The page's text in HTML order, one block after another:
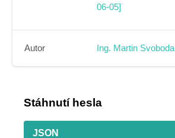
06-05]
Autor Ing. Martin Svoboda
Stáhnutí hesla
JSON